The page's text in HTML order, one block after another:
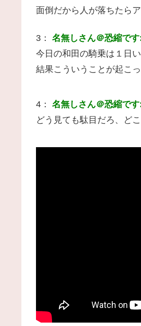
面倒だから人が落ちたら
3： 名無しさん＠恐縮で
今日の和田の騎乗は１日
結果こういうことが起こ
4： 名無しさん＠恐縮で
どう見ても駄目だろ、ど